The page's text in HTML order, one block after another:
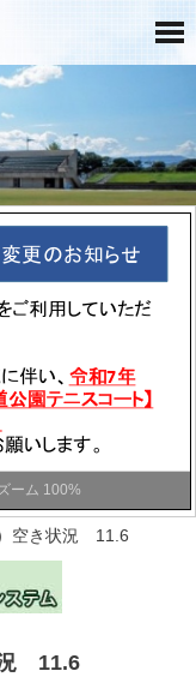
ズーム 100%
空き状況 11.6
況 11.6